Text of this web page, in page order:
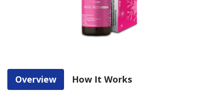
Overview How It Works